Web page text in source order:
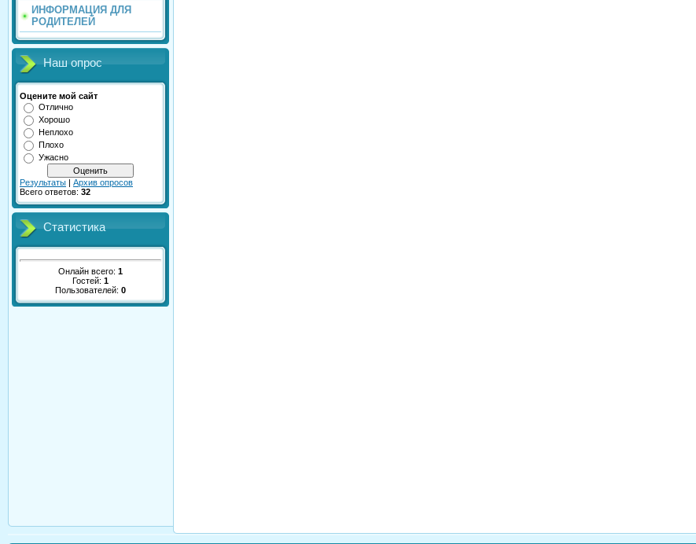
ИНФОРМАЦИЯ ДЛЯ
РОДИТЕЛЕЙ
Наш опрос
Оцените мой сайт
Отлично
Хорошо
Неплохо
Плохо
Ужасно
Результаты | Архив опросов
Всего ответов: 32
Статистика
Онлайн всего: 1
Гостей: 1
Пользователей: 0